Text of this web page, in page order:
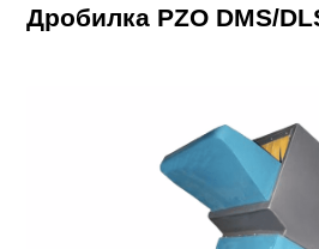
Дробилка PZO DMS/